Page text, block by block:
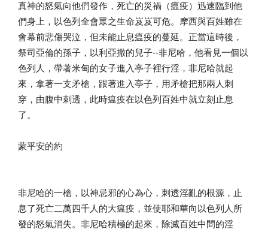
真神的怒氣向他們發作，死亡的災禍（瘟疫）迅速臨到他
們身上，以色列全會眾之生命岌岌可危。摩西與百姓雖在
會幕前悲傷哭泣，但未能止息瘟疫的蔓延。正當這時後，
祭司亞倫的孫子，以利亞撒的兒子--非尼哈，他看見一個以
色列人，帶著米甸的女子進入亭子裡行淫，非尼哈就起
來，拿著一支矛槍，跟著進入亭子，用矛槍把那兩人刺
穿，由腹中刺透，此時瘟疫在以色列百姓中就立刻止息
了。
蒙平安的約
非尼哈的一槍，以神忌邪的心為心，刺透淫亂的根源，止
息了死亡二萬四千人的大瘟疫，並使耶和華向以色列人所
發的怒氣消失。非尼哈積極的起來，除滅百姓中間的淫